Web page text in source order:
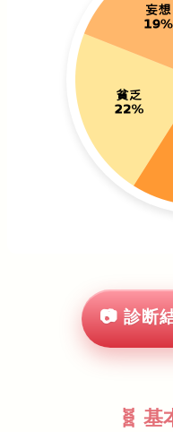
📷 診断
🧬 基